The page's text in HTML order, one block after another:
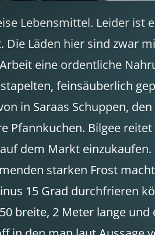
Lebensmittel. Leider ist
Läden hier sind zwar
eine ordentliche
feinsäuberlich
in Saraas Schuppen,
Pfannkuchen. Bilgee
dem Markt
starken Frost
15 Grad durchfrieren
breite, 2 Meter lange